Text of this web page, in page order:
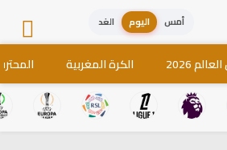
أمس اليوم الغد
2026 الكرة المغربية